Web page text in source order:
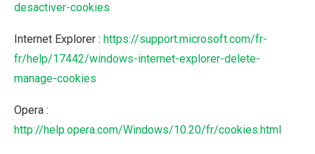
desactiver-cookies
Internet Explorer : https://support.microsoft.com/fr-
fr/help/17442/windows-internet-explorer-delete-
manage-cookies
Opera :
http://help.opera.com/Windows/10.20/fr/cookies.html